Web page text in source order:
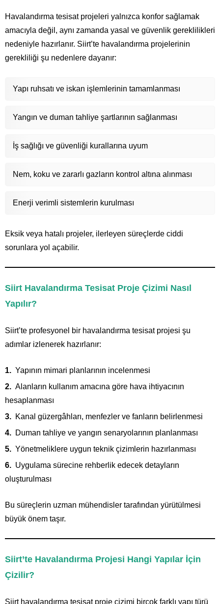
Havalandırma tesisat projeleri yalnızca konfor sağlamak
amacıyla değil, aynı zamanda yasal ve güvenlik gereklilikleri
nedeniyle hazırlanır. Siirt’te havalandırma projelerinin
gerekliliği şu nedenlere dayanır:
Yapı ruhsatı ve iskan işlemlerinin tamamlanması
Yangın ve duman tahliye şartlarının sağlanması
İş sağlığı ve güvenliği kurallarına uyum
Nem, koku ve zararlı gazların kontrol altına alınması
Enerji verimli sistemlerin kurulması
Eksik veya hatalı projeler, ilerleyen süreçlerde ciddi
sorunlara yol açabilir.
Siirt Havalandırma Tesisat Proje Çizimi Nasıl
Yapılır?
Siirt’te profesyonel bir havalandırma tesisat projesi şu
adımlar izlenerek hazırlanır:
Yapının mimari planlarının incelenmesi
Alanların kullanım amacına göre hava ihtiyacının
hesaplanması
Kanal güzergâhları, menfezler ve fanların belirlenmesi
Duman tahliye ve yangın senaryolarının planlanması
Yönetmeliklere uygun teknik çizimlerin hazırlanması
Uygulama sürecine rehberlik edecek detayların
oluşturulması
Bu süreçlerin uzman mühendisler tarafından yürütülmesi
büyük önem taşır.
Siirt’te Havalandırma Projesi Hangi Yapılar İçin
Çizilir?
Siirt havalandırma tesisat proje çizimi birçok farklı yapı türü